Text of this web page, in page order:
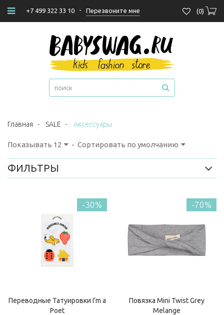
+7 499 322 33 10 - Перезвоните мне (0)
Главная - SALE - Аксессуары
Показывать 12 - Сортировать по умолчанию
ФИЛЬТРЫ
-30%
Переводные Татуировки I'm a
Poet
-70%
Повязка Mini Twist Grey
Melange